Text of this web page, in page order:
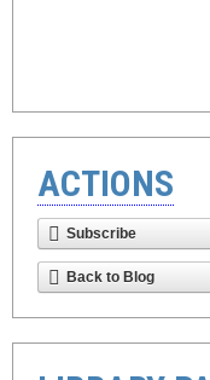
ACTIONS
Subscribe
Back to Blog